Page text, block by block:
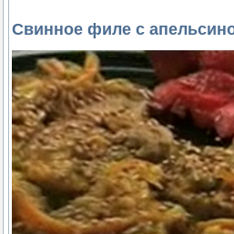
Свинное филе с